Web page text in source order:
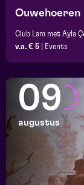
Ouwehoeren
v.a. € 5
Events
09
augustus